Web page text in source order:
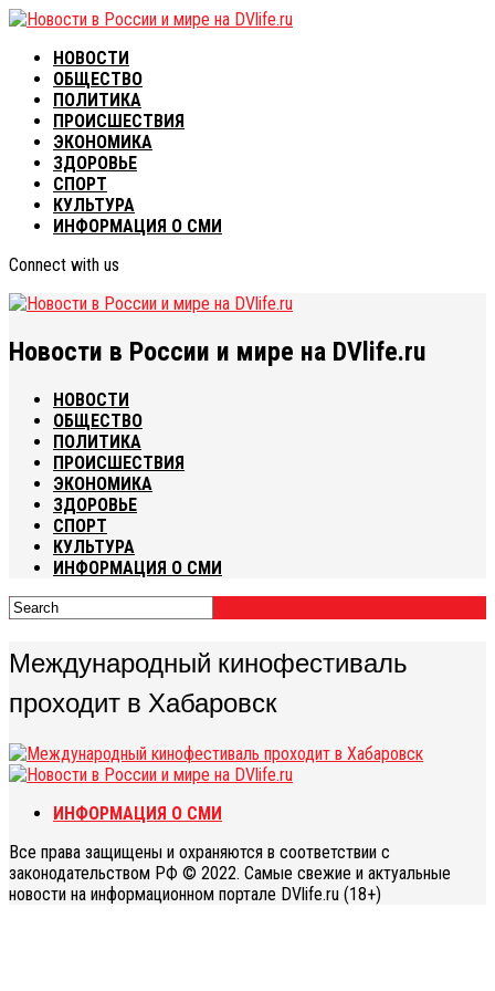
НОВОСТИ
ОБЩЕСТВО
ПОЛИТИКА
ПРОИСШЕСТВИЯ
ЭКОНОМИКА
ЗДОРОВЬЕ
СПОРТ
КУЛЬТУРА
ИНФОРМАЦИЯ О СМИ
Connect with us
Новости в России и мире на DVlife.ru
НОВОСТИ
ОБЩЕСТВО
ПОЛИТИКА
ПРОИСШЕСТВИЯ
ЭКОНОМИКА
ЗДОРОВЬЕ
СПОРТ
КУЛЬТУРА
ИНФОРМАЦИЯ О СМИ
Международный кинофестиваль
проходит в Хабаровск
ИНФОРМАЦИЯ О СМИ
Все права защищены и охраняются в соответствии с
законодательством РФ © 2022. Самые свежие и актуальные
новости на информационном портале DVlife.ru (18+)